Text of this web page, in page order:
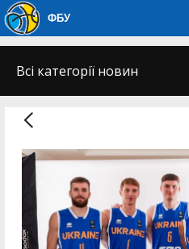
ФБУ
Всі категорії новин